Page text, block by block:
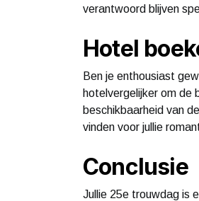
verantwoord blijven
Hotel
Ben je enthousiast
hotelvergelijker om de
beschikbaarheid van
vinden voor jullie
Conclusie
Jullie 25e trouwdag is